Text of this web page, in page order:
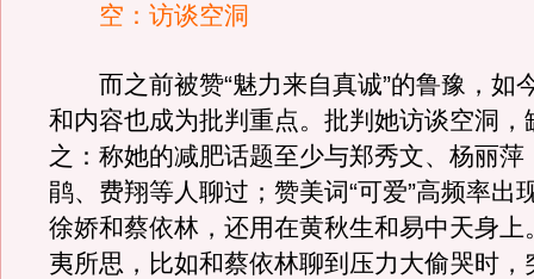
空：访谈空洞
而之前被赞“魅力来自真诚”的鲁豫，如
和内容也成为批判重点。批判她访谈空洞，
之：称她的减肥话题至少与郑秀文、杨丽萍
鹃、费翔等人聊过；赞美词“可爱”高频率出
徐娇和蔡依林，还用在黄秋生和易中天身上
夷所思，比如和蔡依林聊到压力大偷哭时，